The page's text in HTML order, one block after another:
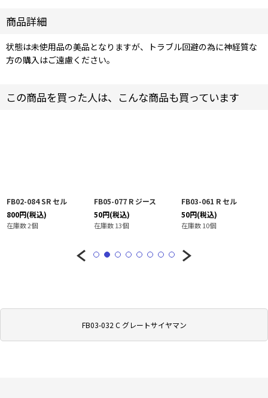
FB03-032 C グレートサイヤマン
商品詳細
状態は未使用品の美品となりますが、トラブル回避の為に神経質な
方の購入はご遠慮ください。
この商品を買った人は、こんな商品も買っています
FB02-084 SR セル
800円(税込)
在庫数 2個
FB05-077 R ジース
50円(税込)
在庫数 13個
FB03-061 R セル
50円(税込)
在庫数 10個